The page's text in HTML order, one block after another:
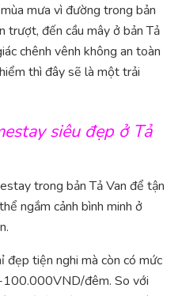
mưa vì đường trong bản
trượt, đến cầu mây ở bản Tả
chênh vênh không an toàn
thì đây sẽ là một trải
siêu đẹp ở Tả
trong bản Tả Van để tận
ngắm cảnh bình minh ở
đẹp tiện nghi mà còn có mức
đêm. So với